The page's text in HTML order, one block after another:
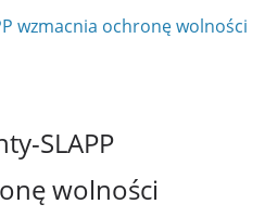
SLAPP
wolności